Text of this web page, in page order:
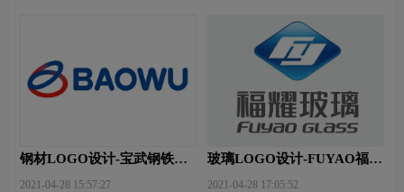
钢材LOGO设计-宝武钢铁品
2021-04-28 15:57:27
玻璃LOGO设计-FUYAO福耀
2021-04-28 17:05:52